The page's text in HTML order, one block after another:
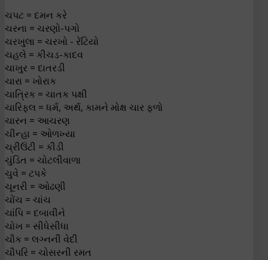
ચપટ = દમન કરે
ચરના = ચરણો-પગો
ચરખુલા = ચરખો - રેંટિયો
ચહલે = કીચડ-કાદવ
ચાખુર = દાતરડી
ચારા = ખોરાક
ચાત્રિક = ચાતક પક્ષી
ચારિફલ = ધર્મ, અર્થ, કામને મોક્ષ ચાર ફળો
ચારન = આચરણ
ચીન્હા = ઓળખ્યા
ચ્રીઉંટી = કીડી
ચુંડિત = ચોટલીવાળા
ચુવે = ટપકે
ચૂનરી = ઓઢણી
ચોંચ = ચાંચ
ચાંપિ = દબાવીને
ચોખ = સીધેસીધા
ચૌક = લગ્નની વેદી
ચૌપરિ = ચોસરની રમત